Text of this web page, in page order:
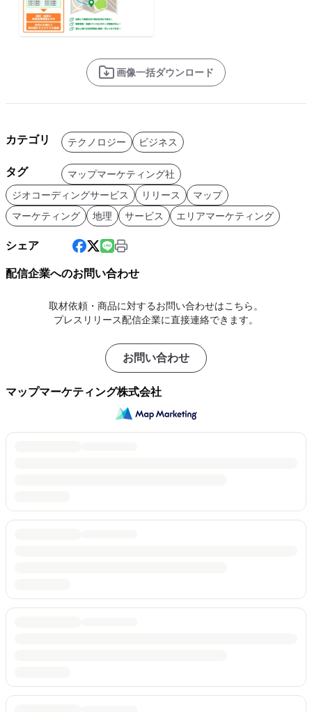
画像一括ダウンロード
カテゴリ テクノロジー ビジネス
タグ
マップマーケティング社
ジオコーディングサービス
リリース
マップ
マーケティング
地理 サービス エリアマーケティング
シェア
配信企業へのお問い合わせ
取材依頼・商品に対するお問い合わせはこちら。
プレスリリース配信企業に直接連絡できます。
お問い合わせ
マップマーケティング株式会社